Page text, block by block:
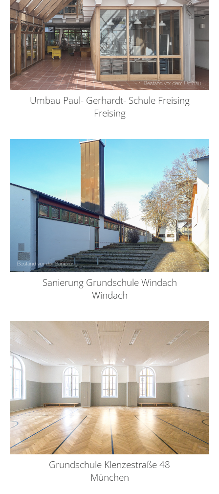
Umbau Paul- Gerhardt- Schule Freising
Freising
Sanierung Grundschule Windach
Windach
Grundschule Klenzestraße 48
München